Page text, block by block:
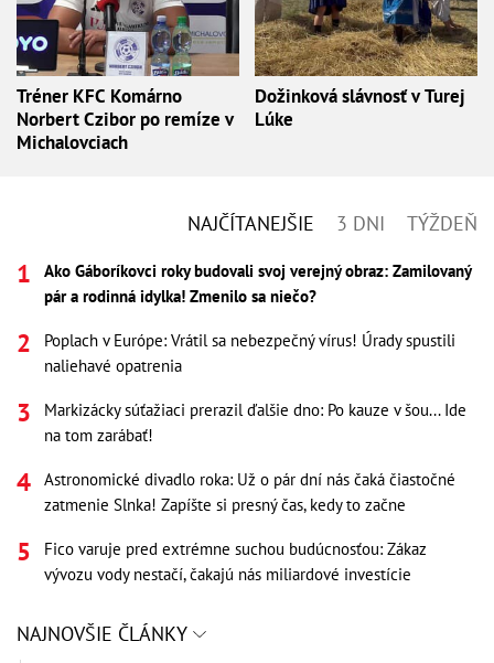
Tréner KFC Komárno
Norbert Czibor po remíze v
Michalovciach
Dožinková slávnosť v Turej
Lúke
NAJČÍTANEJŠIE 3 DNI TÝŽDEŇ
Ako Gáboríkovci roky budovali svoj verejný obraz: Zamilovaný
pár a rodinná idylka! Zmenilo sa niečo?
Poplach v Európe: Vrátil sa nebezpečný vírus! Úrady spustili
naliehavé opatrenia
Markizácky súťažiaci prerazil ďalšie dno: Po kauze v šou... Ide
na tom zarábať!
Astronomické divadlo roka: Už o pár dní nás čaká čiastočné
zatmenie Slnka! Zapíšte si presný čas, kedy to začne
Fico varuje pred extrémne suchou budúcnosťou: Zákaz
vývozu vody nestačí, čakajú nás miliardové investície
NAJNOVŠIE ČLÁNKY